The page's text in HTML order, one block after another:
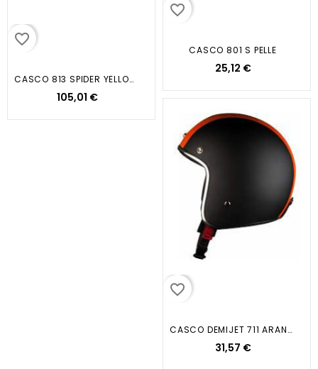
favorite_border
CASCO 813 SPIDER YELLOW TG.XL
105,01 €
favorite_border
CASCO 801 S PELLE
25,12 €
favorite_border
CASCO DEMIJET 711 ARANCIO OPACO...
31,57 €